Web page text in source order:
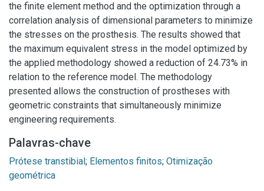
the finite element method and the optimization through a
correlation analysis of dimensional parameters to minimize
the stresses on the prosthesis. The results showed that
the maximum equivalent stress in the model optimized by
the applied methodology showed a reduction of 24.73% in
relation to the reference model. The methodology
presented allows the construction of prostheses with
geometric constraints that simultaneously minimize
engineering requirements.
Palavras-chave
Prótese transtibial; Elementos finitos; Otimização
geométrica